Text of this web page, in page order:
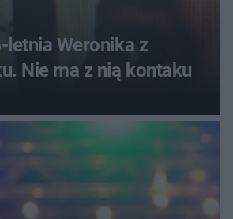
letnia Weronika z
Nie ma z nią kontaku